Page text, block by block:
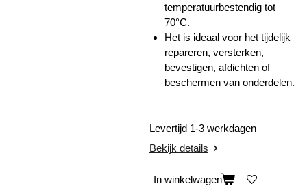
temperatuurbestendig tot
70°C.
Het is ideaal voor het tijdelijk
repareren, versterken,
bevestigen, afdichten of
beschermen van onderdelen.
Levertijd 1-3 werkdagen
Bekijk details
In winkelwagen